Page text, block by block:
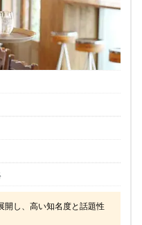
開し、高い知名度と話題性